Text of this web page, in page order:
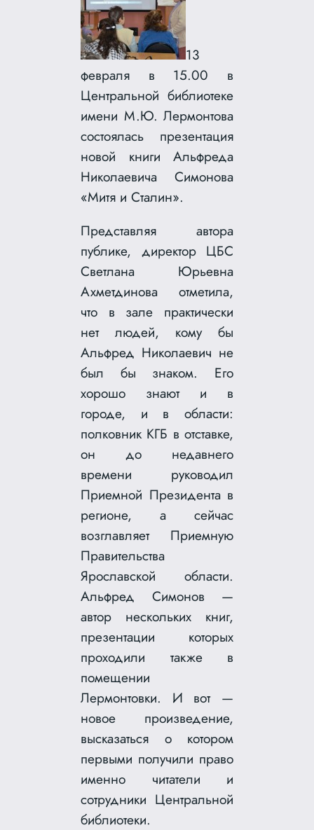
13
февраля в 15.00 в
Центральной библиотеке
имени М.Ю. Лермонтова
состоялась презентация
новой книги Альфреда
Николаевича Симонова
«Митя и Сталин».
Представляя автора
публике, директор ЦБС
Светлана Юрьевна
Ахметдинова отметила,
что в зале практически
нет людей, кому бы
Альфред Николаевич не
был бы знаком. Его
хорошо знают и в
городе, и в области:
полковник КГБ в отставке,
он до недавнего
времени руководил
Приемной Президента в
регионе, а сейчас
возглавляет Приемную
Правительства
Ярославской области.
Альфред Симонов —
автор нескольких книг,
презентации которых
проходили также в
помещении
Лермонтовки. И вот —
новое произведение,
высказаться о котором
первыми получили право
именно читатели и
сотрудники Центральной
библиотеки.